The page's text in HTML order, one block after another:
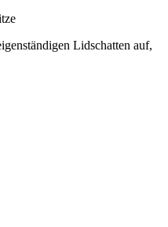
Lidschatten auf,